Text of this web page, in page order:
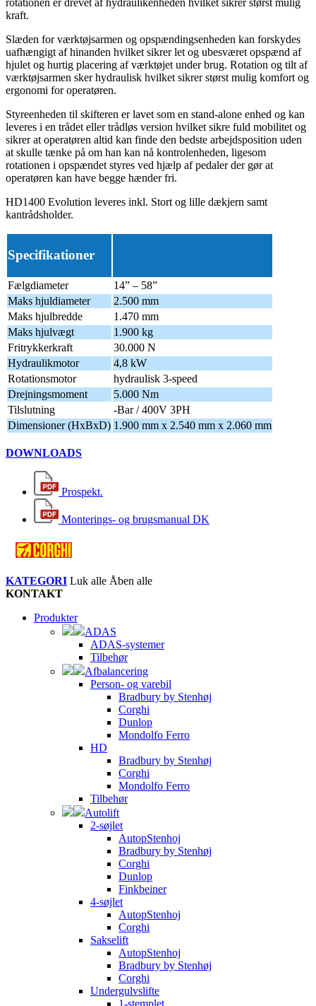
kraft.
Slæden for værktøjsarmen og opspændingsenheden kan forskydes
uafhængigt af hinanden hvilket sikrer let og ubesværet opspænd af
hjulet og hurtig placering af værktøjet under brug. Rotation og tilt af
værktøjsarmen sker hydraulisk hvilket sikrer størst mulig komfort og
ergonomi for operatøren.
Styreenheden til skifteren er lavet som en stand-alone enhed og kan
leveres i en trådet eller trådløs version hvilket sikre fuld mobilitet og
sikrer at operatøren altid kan finde den bedste arbejdsposition uden
at skulle tænke på om han kan nå kontrolenheden, ligesom
rotationen i opspændet styres ved hjælp af pedaler der gør at
operatøren kan have begge hænder fri.
HD1400 Evolution leveres inkl. Stort og lille dækjern samt
kantrådsholder.
Specifikationer
Fælgdiameter
14” – 58”
Maks hjuldiameter
2.500 mm
Maks hjulbredde
1.470 mm
Maks hjulvægt
1.900 kg
Fritrykkerkraft
30.000 N
Hydraulikmotor
4,8 kW
Rotationsmotor
hydraulisk 3-speed
Drejningsmoment
5.000 Nm
Tilslutning
-Bar / 400V 3PH
Dimensioner (HxBxD) 1.900 mm x 2.540 mm x 2.060 mm
DOWNLOADS
Prospekt.
Monterings- og brugsmanual DK
KATEGORI Luk alle Åben alle
KONTAKT
Produkter
ADAS
ADAS-systemer
Tilbehør
Afbalancering
Person- og varebil
Bradbury by Stenhøj
Corghi
Dunlop
Mondolfo Ferro
HD
Bradbury by Stenhøj
Corghi
Mondolfo Ferro
Tilbehør
Autolift
2-søjlet
AutopStenhoj
Bradbury by Stenhøj
Corghi
Dunlop
Finkbeiner
4-søjlet
AutopStenhoj
Corghi
Sakselift
AutopStenhoj
Bradbury by Stenhøj
Corghi
Undergulvslifte
1-stemplet